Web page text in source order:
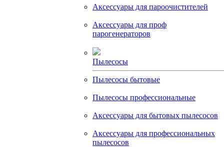
Аксессуары для пароочистителей
Аксессуары для проф
парогенераторов
Пылесосы
Пылесосы бытовые
Пылесосы профессиональные
Аксессуары для бытовых пылесосов
Аксессуары для профессиональных
пылесосов